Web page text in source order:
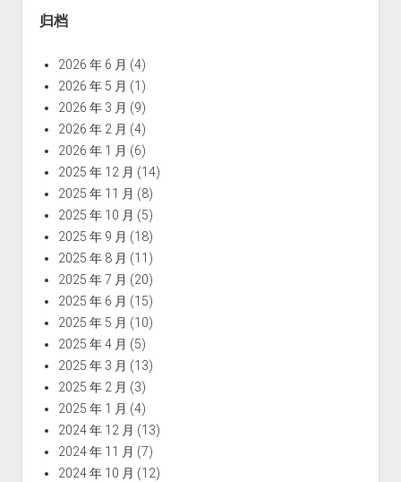
归档
2026 年 6 月 (4)
2026 年 5 月 (1)
2026 年 3 月 (9)
2026 年 2 月 (4)
2026 年 1 月 (6)
2025 年 12 月 (14)
2025 年 11 月 (8)
2025 年 10 月 (5)
2025 年 9 月 (18)
2025 年 8 月 (11)
2025 年 7 月 (20)
2025 年 6 月 (15)
2025 年 5 月 (10)
2025 年 4 月 (5)
2025 年 3 月 (13)
2025 年 2 月 (3)
2025 年 1 月 (4)
2024 年 12 月 (13)
2024 年 11 月 (7)
2024 年 10 月 (12)